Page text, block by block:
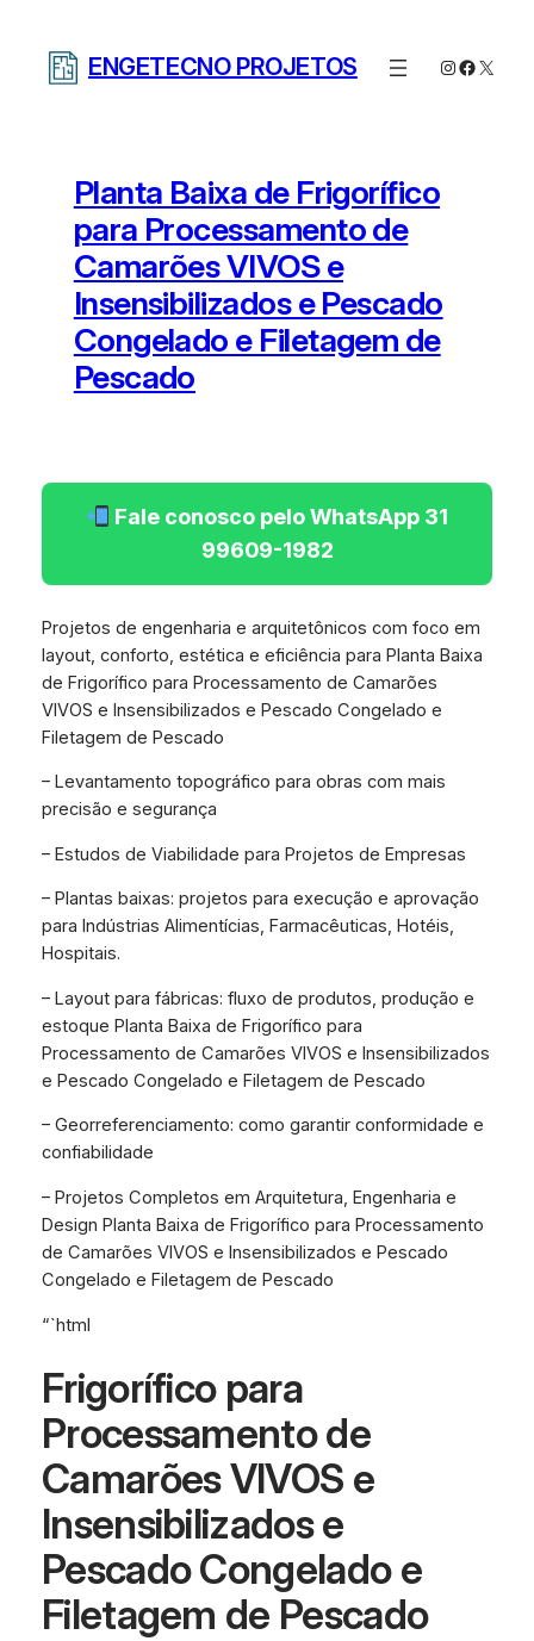
ENGETECNO PROJETOS Instagram
X
Planta Baixa de Frigorífico
para Processamento de
Camarões VIVOS e
Insensibilizados e Pescado
Congelado e Filetagem de
Pescado
Fale conosco pelo WhatsApp 31
99609-1982
Projetos de engenharia e arquitetônicos com foco em
layout, conforto, estética e eficiência para Planta Baixa
de Frigorífico para Processamento de Camarões
VIVOS e Insensibilizados e Pescado Congelado e
Filetagem de Pescado
– Levantamento topográfico para obras com mais
precisão e segurança
– Estudos de Viabilidade para Projetos de Empresas
– Plantas baixas: projetos para execução e aprovação
para Indústrias Alimentícias, Farmacêuticas, Hotéis,
Hospitais.
– Layout para fábricas: fluxo de produtos, produção e
estoque Planta Baixa de Frigorífico para
Processamento de Camarões VIVOS e Insensibilizados
e Pescado Congelado e Filetagem de Pescado
– Georreferenciamento: como garantir conformidade e
confiabilidade
– Projetos Completos em Arquitetura, Engenharia e
Design Planta Baixa de Frigorífico para Processamento
de Camarões VIVOS e Insensibilizados e Pescado
Congelado e Filetagem de Pescado
“`html
Frigorífico para
Processamento de
Camarões VIVOS e
Insensibilizados e
Pescado Congelado e
Filetagem de Pescado